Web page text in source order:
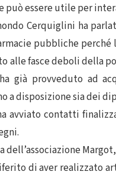
può essere utile per
Cerquiglini ha
pubbliche perché
alle fasce deboli della
già provveduto ad
a disposizione sia dei
avviato contatti
dell’associazione
di aver realizzato